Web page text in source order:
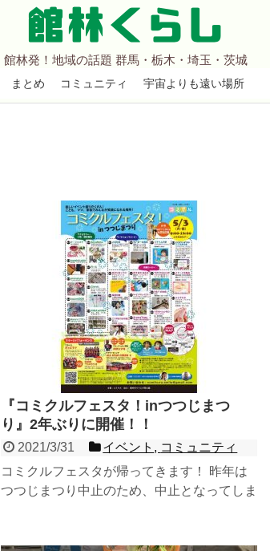
館林くらし
館林発！地域の話題 群馬・栃木・埼玉・茨城
まとめ コミュニティ 宇宙よりも遠い場所
『コミクルフェスタ！inつつじまつ
り』2年ぶりに開催！！
2021/3/31 イベント , コミュニティ
コミクルフェスタが帰ってきます！ 昨年は
つつじまつり中止のため、中止となってしま